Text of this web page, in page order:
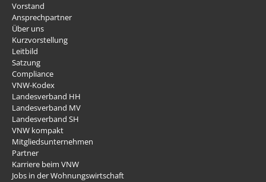
Vorstand
Ansprechpartner
Über uns
Kurzvorstellung
Leitbild
Satzung
Compliance
VNW-Kodex
Landesverband HH
Landesverband MV
Landesverband SH
VNW kompakt
Mitgliedsunternehmen
Partner
Karriere beim VNW
Jobs in der Wohnungswirtschaft